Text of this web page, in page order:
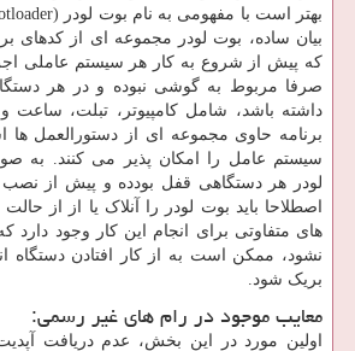
بیان ساده، بوت لودر مجموعه‌ ای از کدهای
که پیش از شروع به کار هر سیستم عاملی
صرفا مربوط به گوشی نبوده و در هر
داشته باشد، شامل کامپیوتر، تبلت، ساعت
برنامه حاوی مجموعه‌ ای از دستورالعمل‌
سیستم عامل را امکان ‌پذیر می‌ کنند. به
لودر هر دستگاهی قفل بودده و پیش از
اصطلاحا باید بوت لودر را آنلاک یا از از
های متفاوتی برای انجام این کار وجود دارد
نشود، ممکن است به از کار افتادن دستگاه
بریک شود.
معایب موجود در رام های غیر رسمی:
اولین مورد در این بخش، عدم دریافت